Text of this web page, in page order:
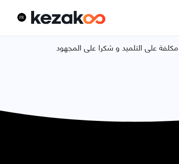
على التلميد و شكرا على المجهود